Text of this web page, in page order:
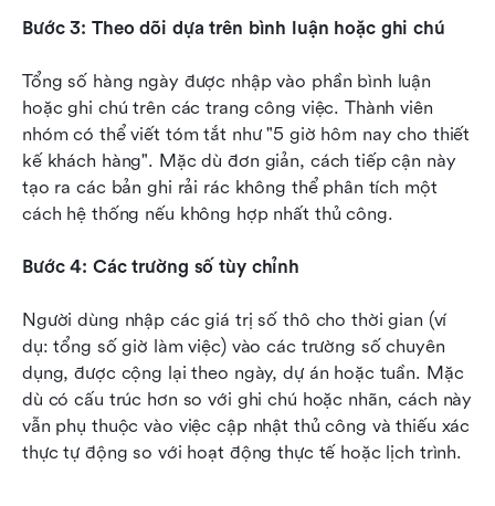
Bước 3: Theo dõi dựa trên bình luận hoặc ghi chú
Tổng số hàng ngày được nhập vào phần bình luận
hoặc ghi chú trên các trang công việc. Thành viên
nhóm có thể viết tóm tắt như "5 giờ hôm nay cho thiết
kế khách hàng". Mặc dù đơn giản, cách tiếp cận này
tạo ra các bản ghi rải rác không thể phân tích một
cách hệ thống nếu không hợp nhất thủ công.
Bước 4: Các trường số tùy chỉnh
Người dùng nhập các giá trị số thô cho thời gian (ví
dụ: tổng số giờ làm việc) vào các trường số chuyên
dụng, được cộng lại theo ngày, dự án hoặc tuần. Mặc
dù có cấu trúc hơn so với ghi chú hoặc nhãn, cách này
vẫn phụ thuộc vào việc cập nhật thủ công và thiếu xác
thực tự động so với hoạt động thực tế hoặc lịch trình.